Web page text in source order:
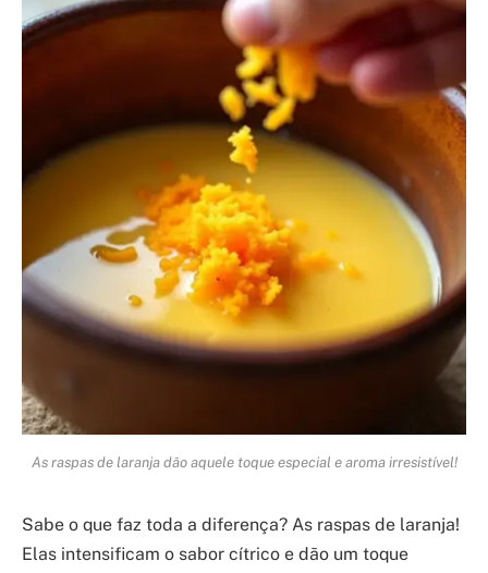
As raspas de laranja dão aquele toque especial e aroma irresistível!
Sabe o que faz toda a diferença? As raspas de laranja!
Elas intensificam o sabor cítrico e dão um toque